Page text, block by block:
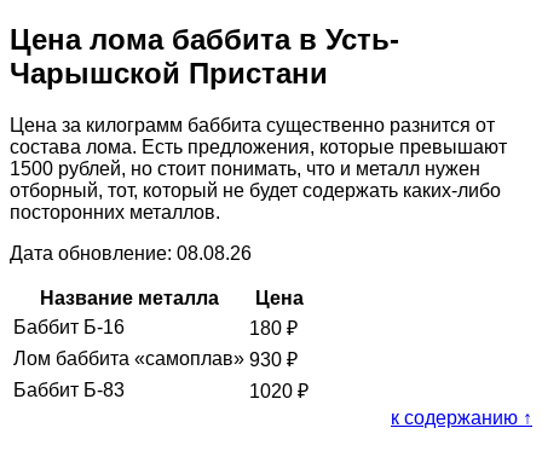
Цена лома баббита в Усть-
Чарышской Пристани
Цена за килограмм баббита существенно разнится от
состава лома. Есть предложения, которые превышают
1500 рублей, но стоит понимать, что и металл нужен
отборный, тот, который не будет содержать каких-либо
посторонних металлов.
Дата обновление: 08.08.26
Название металла
Цена
Баббит Б-16
180 ₽
Лом баббита «самоплав» 930 ₽
Баббит Б-83
1020 ₽
к содержанию ↑